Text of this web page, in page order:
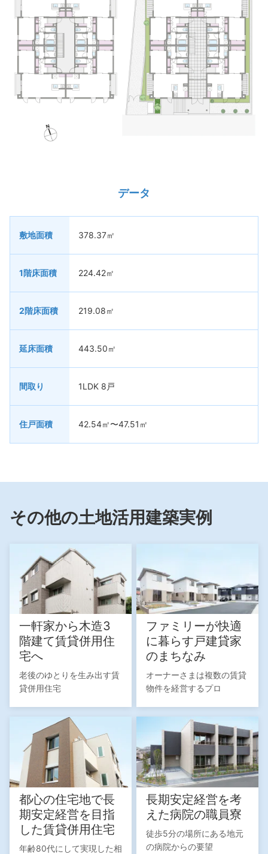
データ
敷地面積 378.37㎡
1階床面積 224.42㎡
2階床面積 219.08㎡
延床面積 443.50㎡
間取り 1LDK 8戸
住戸面積 42.54㎡〜47.51㎡
その他の土地活用建築実例
一軒家から木造3
階建て賃貸併用住
宅へ
老後のゆとりを生み出す賃
貸併用住宅
ファミリーが快適
に暮らす戸建貸家
のまちなみ
オーナーさまは複数の賃貸
物件を経営するプロ
都心の住宅地で長
期安定経営を目指
した賃貸併用住宅
年齢80代にして実現した相
長期安定経営を考
えた病院の職員寮
徒歩5分の場所にある地元
の病院からの要望